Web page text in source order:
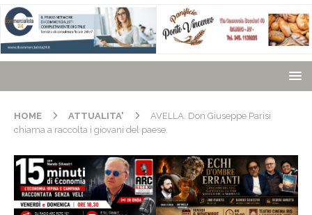
HOME ATTUALITA'
AVELLA. Don Giuseppe Parisi
chiama a raccolta i giovani del paese.